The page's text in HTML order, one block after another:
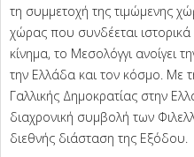
τη συμμετοχή της τιμώμενης
χώρας που συνδέεται ιστορικά
κίνημα, το Μεσολόγγι ανοίγει
την Ελλάδα και τον κόσμο. Με
Γαλλικής Δημοκρατίας στην
διαχρονική συμβολή των
διεθνής διάσταση της Εξόδου.